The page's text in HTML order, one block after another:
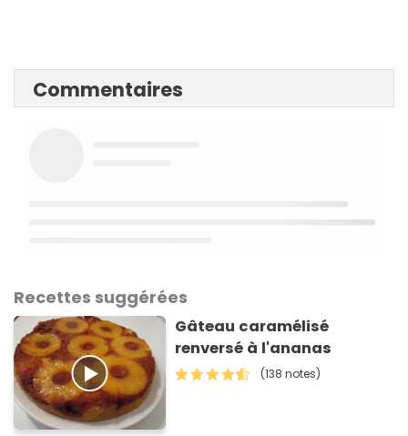
Commentaires
Recettes suggérées
Gâteau caramélisé
renversé à l'ananas
(138 notes)